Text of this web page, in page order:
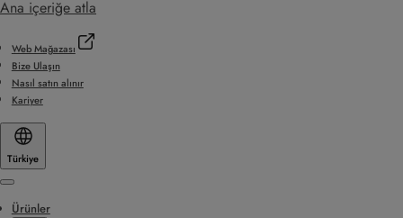
Ana içeriğe atla
Web Mağazası
Bize Ulaşın
Nasıl satın alınır
Kariyer
Türkiye
Menu
Ürünler